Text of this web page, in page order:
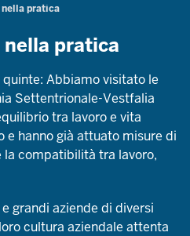
pratica
pratica
Abbiamo visitato le
Settentrionale-Vestfalia
tra lavoro e vita
e hanno già attuato misure di
la compatibilità tra lavoro,
grandi aziende di diversi
cultura aziendale attenta